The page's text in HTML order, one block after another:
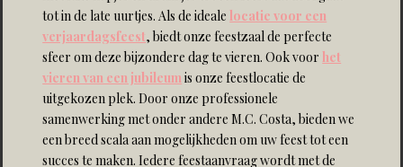
tot in de late uurtjes. Als de idealelocatie voor een
verjaardagsfeest, biedt onze feestzaal de perfecte
sfeer om deze bijzondere dag te vieren. Ook voorhet
vieren van een jubileumis onze feestlocatie de
uitgekozen plek. Door onze professionele
samenwerking met onder andere M.C. Costa, bieden we
een breed scala aan mogelijkheden om uw feest tot een
succes te maken. Iedere feestaanvraag wordt met de